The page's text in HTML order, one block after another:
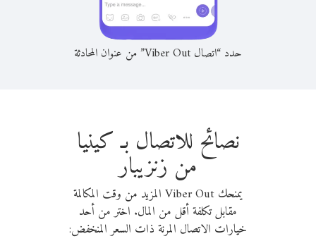
حدد “اتصال Viber Out” من عنوان المحادثة
نصائح للاتصال بـ كينيا
من زنزيبار
يمنحك Viber Out المزيد من وقت المكالمة
مقابل تكلفة أقل من المال. اختر من أحد
خيارات الاتصال المرنة ذات السعر المنخفض: